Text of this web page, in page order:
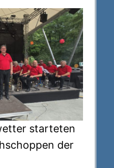
starteten
der